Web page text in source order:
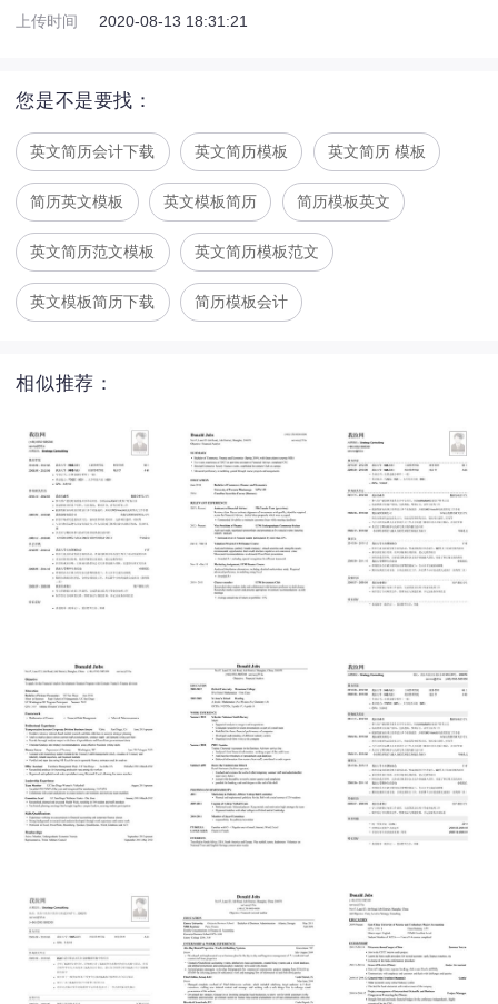
上传时间
2020-08-13 18:31:21
您是不是要找：
英文简历会计下载 英文简历模板 英文简历 模板
简历英文模板 英文模板简历 简历模板英文
英文简历范文模板 英文简历模板范文
英文模板简历下载 简历模板会计
相似推荐：